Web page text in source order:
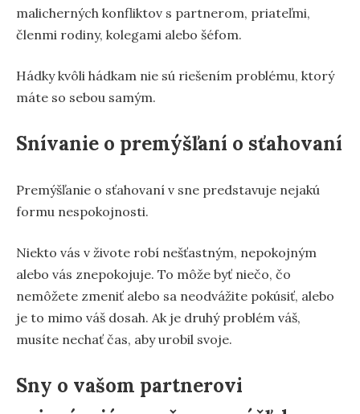
malicherných konfliktov s partnerom, priateľmi,
členmi rodiny, kolegami alebo šéfom.
Hádky kvôli hádkam nie sú riešením problému, ktorý
máte so sebou samým.
Snívanie o premýšľaní o sťahovaní
Premýšľanie o sťahovaní v sne predstavuje nejakú
formu nespokojnosti.
Niekto vás v živote robí nešťastným, nepokojným
alebo vás znepokojuje. To môže byť niečo, čo
nemôžete zmeniť alebo sa neodvážite pokúsiť, alebo
je to mimo váš dosah. Ak je druhý problém váš,
musíte nechať čas, aby urobil svoje.
Sny o vašom partnerovi